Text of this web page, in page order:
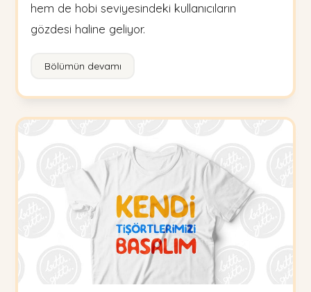
hem de hobi seviyesindeki kullanıcıların
gözdesi haline geliyor.
Bölümün devamı